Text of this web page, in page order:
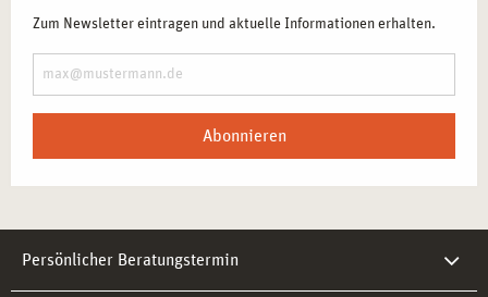
Zum Newsletter eintragen und aktuelle Informationen erhalten.
Abonnieren
Persönlicher Beratungstermin